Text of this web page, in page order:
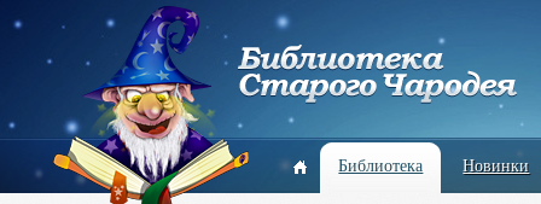
Библиотека Новинки